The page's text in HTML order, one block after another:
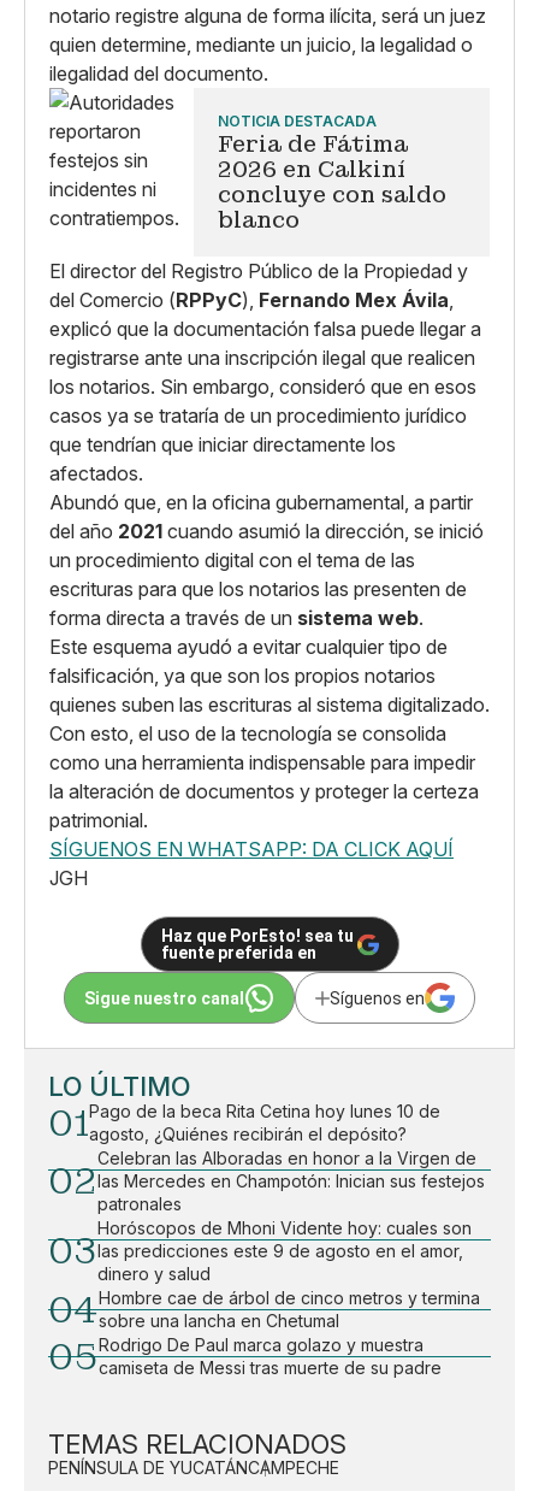
notario registre alguna de forma ilícita, será un juez
quien determine, mediante un juicio, la legalidad o
ilegalidad del documento.
NOTICIA DESTACADA
Feria de Fátima
2026 en Calkiní
concluye con saldo
blanco
El director del Registro Público de la Propiedad y
del Comercio (RPPyC), Fernando Mex Ávila,
explicó que la documentación falsa puede llegar a
registrarse ante una inscripción ilegal que realicen
los notarios. Sin embargo, consideró que en esos
casos ya se trataría de un procedimiento jurídico
que tendrían que iniciar directamente los
afectados.
Abundó que, en la oficina gubernamental, a partir
del año 2021 cuando asumió la dirección, se inició
un procedimiento digital con el tema de las
escrituras para que los notarios las presenten de
forma directa a través de un sistema web.
Este esquema ayudó a evitar cualquier tipo de
falsificación, ya que son los propios notarios
quienes suben las escrituras al sistema digitalizado.
Con esto, el uso de la tecnología se consolida
como una herramienta indispensable para impedir
la alteración de documentos y proteger la certeza
patrimonial.
SÍGUENOS EN WHATSAPP: DA CLICK AQUÍ
JGH
Haz que PorEsto! sea tu
fuente preferida en
Sigue nuestro canal Síguenos en
LO ÚLTIMO
01Pago de la beca Rita Cetina hoy lunes 10 de
agosto, ¿Quiénes recibirán el depósito?
02
Celebran las Alboradas en honor a la Virgen de
las Mercedes en Champotón: Inician sus festejos
patronales
03
Horóscopos de Mhoni Vidente hoy: cuales son
las predicciones este 9 de agosto en el amor,
dinero y salud
04Hombre cae de árbol de cinco metros y termina
sobre una lancha en Chetumal
05Rodrigo De Paul marca golazo y muestra
camiseta de Messi tras muerte de su padre
TEMAS RELACIONADOS
PENÍNSULA DE YUCATÁNCAMPECHE